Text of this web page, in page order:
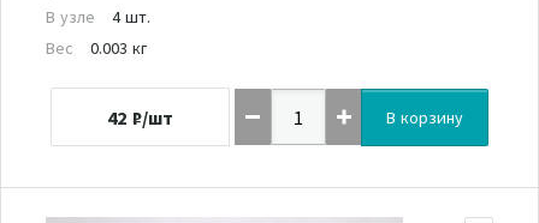
В узле
4 шт.
Вес
0.003 кг
42 ₽/шт В корзину